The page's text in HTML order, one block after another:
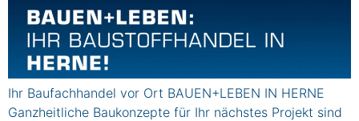
Ihr Baufachhandel vor Ort BAUEN+LEBEN IN HERNE
Ganzheitliche Baukonzepte für Ihr nächstes Projekt sind